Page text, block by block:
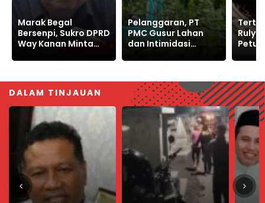
Pelanggaran, PT
PMC Gusur Lahan
dan Intimidasi
Bogor
Tertangkap Sudah,
Ruly Sempat Upload
Petunjuk “Saya
Orang Ini”
Way
DALAM TINJAUAN